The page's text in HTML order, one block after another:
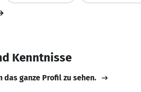
Kenntnisse
das ganze Profil zu sehen.